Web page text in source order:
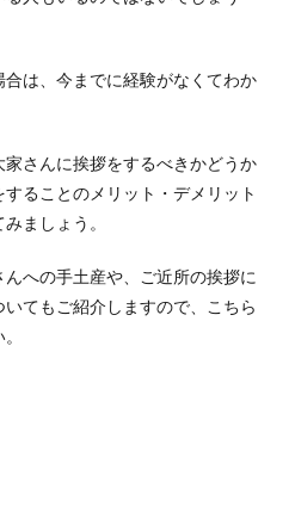
は、今までに経験がなくてわか
さんに挨拶をするべきかどうか
ることのメリット・デメリット
ましょう。
への手土産や、ご近所の挨拶に
てもご紹介しますので、こちら